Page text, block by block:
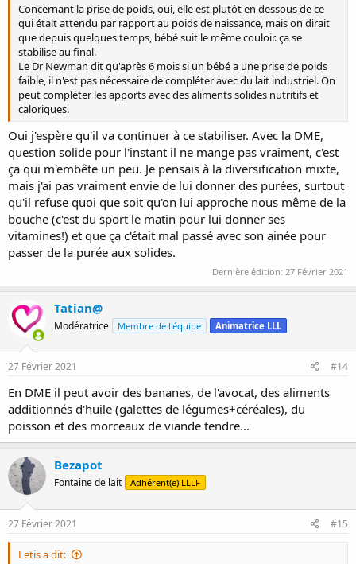
Concernant la prise de poids, oui, elle est plutôt en dessous de ce
qui était attendu par rapport au poids de naissance, mais on dirait
que depuis quelques temps, bébé suit le même couloir. ça se
stabilise au final.
Le Dr Newman dit qu'après 6 mois si un bébé a une prise de poids
faible, il n'est pas nécessaire de compléter avec du lait industriel. On
peut compléter les apports avec des aliments solides nutritifs et
caloriques.
Oui j'espère qu'il va continuer à ce stabiliser. Avec la DME,
question solide pour l'instant il ne mange pas vraiment, c'est
ça qui m'embête un peu. Je pensais à la diversification mixte,
mais j'ai pas vraiment envie de lui donner des purées, surtout
qu'il refuse quoi que soit qu'on lui approche nous même de la
bouche (c'est du sport le matin pour lui donner ses
vitamines!) et que ça c'était mal passé avec son ainée pour
passer de la purée aux solides.
Dernière édition: 27 Février 2021
Tatian@
Modératrice Membre de l'équipe Animatrice LLL
27 Février 2021 #14
En DME il peut avoir des bananes, de l'avocat, des aliments
additionnés d'huile (galettes de légumes+céréales), du
poisson et des morceaux de viande tendre...
Bezapot
Fontaine de lait Adhérent(e) LLLF
27 Février 2021 #15
Letis a dit: